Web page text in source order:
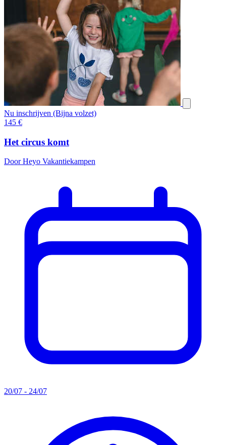
Nu inschrijven (Bijna volzet)
145 €
Het circus komt
Door Heyo Vakantiekampen
20/07 - 24/07